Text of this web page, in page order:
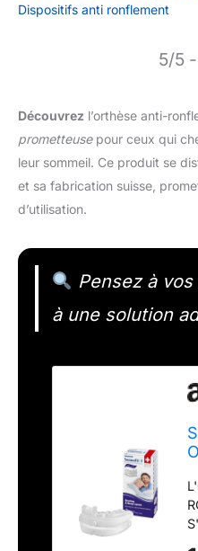
Dispositifs anti ronflement
5/5
Découvrez l’orthèse anti-
prometteusepour ceux qui
leur sommeil. Ce produit se
et sa fabrication suisse,
d’utilisation.
Pensez à
à une solution